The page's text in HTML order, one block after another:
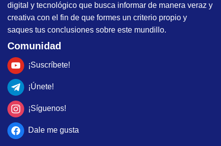
digital y tecnológico que busca informar de manera veraz y
creativa con el fin de que formes un criterio propio y
saques tus conclusiones sobre este mundillo.
Comunidad
¡Suscríbete!
¡Únete!
¡Síguenos!
Dale me gusta